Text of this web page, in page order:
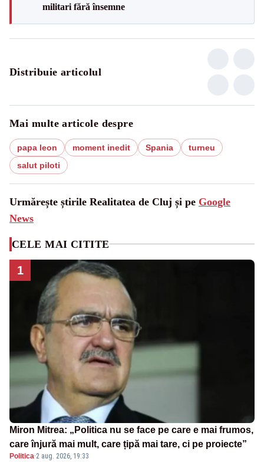
militari fără însemne
Distribuie articolul
Mai multe articole despre
papa leon moment inedit Spania
turneu
salut piloti
Urmărește știrile Realitatea de Cluj și pe Google
News
CELE MAI CITITE
1
Miron Mitrea: „Politica nu se face pe care e mai frumos,
care înjură mai mult, care țipă mai tare, ci pe proiecte”
Politica·2 aug. 2026, 19:33